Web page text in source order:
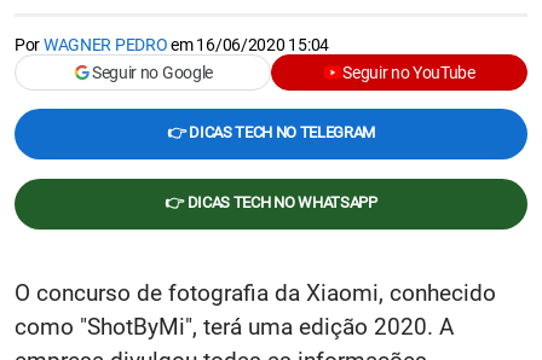
PorWAGNER PEDROem16/06/2020 15:04
Seguir no Google
Seguir no YouTube
👉 DICAS TECH NO TELEGRAM
👉 DICAS TECH NO WHATSAPP
O concurso de fotografia da Xiaomi, conhecido
como "ShotByMi", terá uma edição 2020. A